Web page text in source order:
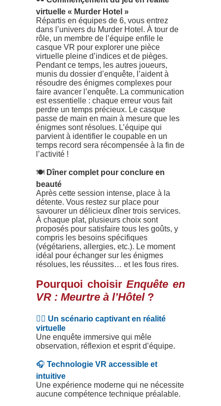
virtuelle « Murder Hotel »
Répartis en équipes de 6, vous entrez
dans l’univers du Murder Hotel. À tour de
rôle, un membre de l’équipe enfile le
casque VR pour explorer une pièce
virtuelle pleine d’indices et de pièges.
Pendant ce temps, les autres joueurs,
munis du dossier d’enquête, l’aident à
résoudre des énigmes complexes pour
faire avancer l’enquête. La communication
est essentielle : chaque erreur vous fait
perdre un temps précieux. Le casque
passe de main en main à mesure que les
énigmes sont résolues. L’équipe qui
parvient à identifier le coupable en un
temps record sera récompensée à la fin de
l’activité !
🍽️ Dîner complet pour conclure en
beauté
Après cette session intense, place à la
détente. Vous restez sur place pour
savourer un délicieux dîner trois services.
À chaque plat, plusieurs choix sont
proposés pour satisfaire tous les goûts, y
compris les besoins spécifiques
(végétariens, allergies, etc.). Le moment
idéal pour échanger sur les énigmes
résolues, les réussites… et les fous rires.
Pourquoi choisirEnquête en
VR : Meurtre à l’Hôtel?
🕵️‍♀️ Un scénario captivant en réalité
virtuelle
Une enquête immersive qui mêle
observation, réflexion et esprit d’équipe.
🎧 Technologie VR accessible et
intuitive
Une expérience moderne qui ne nécessite
aucune compétence technique préalable.